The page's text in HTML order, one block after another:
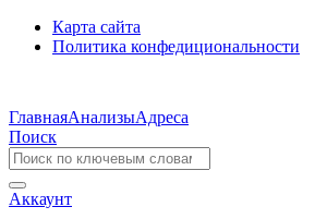
Карта сайта
Политика конфедициональности
ГлавнаяАнализыАдреса
Поиск
Аккаунт